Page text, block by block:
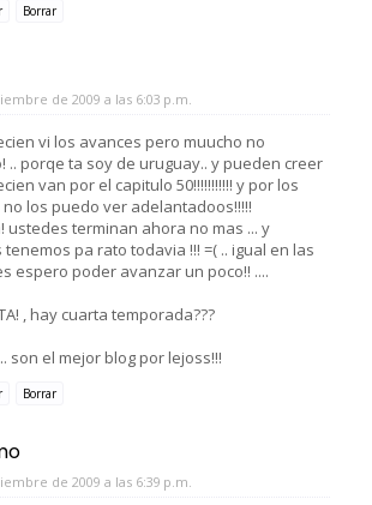
Borrar
de 2009 a las 6:03 p.m.
vi los avances pero muucho no
.. porqe ta soy de uruguay.. y pueden creer
van por el capitulo 50!!!!!!!!!!! y por los
los puedo ver adelantadoos!!!!!
ustedes terminan ahora no mas ... y
pa rato todavia !!! =( .. igual en las
espero poder avanzar un poco!! ....
, hay cuarta temporada???
son el mejor blog por lejoss!!!
Borrar
de 2009 a las 6:39 p.m.